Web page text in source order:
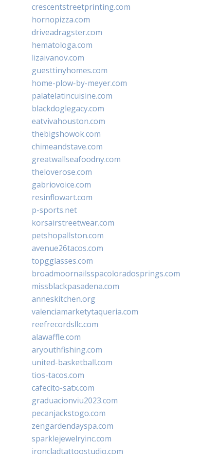
crescentstreetprinting.com
hornopizza.com
driveadragster.com
hematologa.com
lizaivanov.com
guesttinyhomes.com
home-plow-by-meyer.com
palatelatincuisine.com
blackdoglegacy.com
eatvivahouston.com
thebigshowok.com
chimeandstave.com
greatwallseafoodny.com
theloverose.com
gabriovoice.com
resinflowart.com
p-sports.net
korsairstreetwear.com
petshopallston.com
avenue26tacos.com
topgglasses.com
broadmoornailsspacoloradosprings.com
missblackpasadena.com
anneskitchen.org
valenciamarketytaqueria.com
reefrecordsllc.com
alawaffle.com
aryouthfishing.com
united-basketball.com
tios-tacos.com
cafecito-satx.com
graduacionviu2023.com
pecanjackstogo.com
zengardendayspa.com
sparklejewelryinc.com
ironcladtattoostudio.com